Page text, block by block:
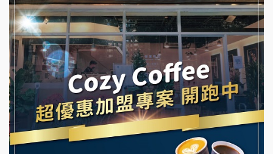
潮鍋癮加盟說明會
蓁伙烤倆吃加盟說明會
霏等茶加盟說明會
早安山丘加盟說明會
冰封仙果加盟說明會
冬城門加盟說明會
拾鑶火鍋加盟說明會
阿性情趣無人販售所加盟明會
龍涎居好湯加盟說明會
舒油頭加盟說明會